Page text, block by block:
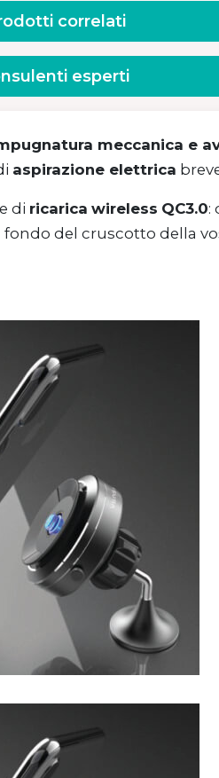
meccanica e
aspirazione elettrica
di ricarica wireless QC3.0:
del cruscotto della
correlati
esperti